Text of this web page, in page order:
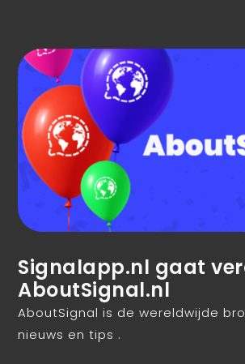
Signalapp.nl gaat
AboutSignal.nl
AboutSignal is de wereldwijde
nieuws en tips .